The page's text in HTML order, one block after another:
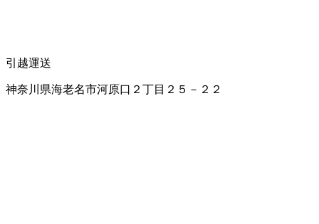
引越運送
神奈川県海老名市河原口２丁目２５－２２